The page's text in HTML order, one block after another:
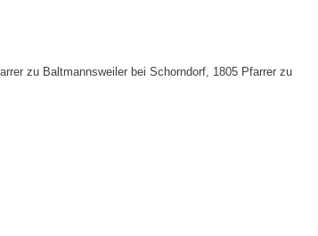
zu Baltmannsweiler bei Schorndorf, 1805 Pfarrer zu